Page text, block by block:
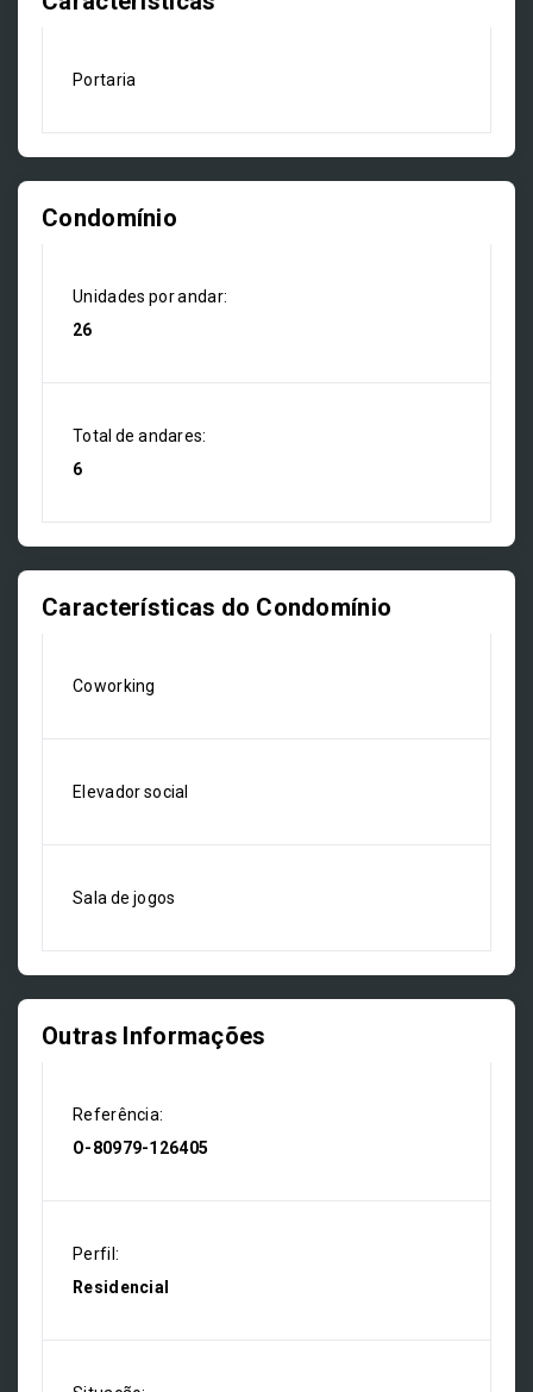
Portaria
Condomínio
Unidades por andar:
26
Total de andares:
6
Características do Condomínio
Coworking
Elevador social
Sala de jogos
Outras Informações
Referência:
O-80979-126405
Perfil:
Residencial